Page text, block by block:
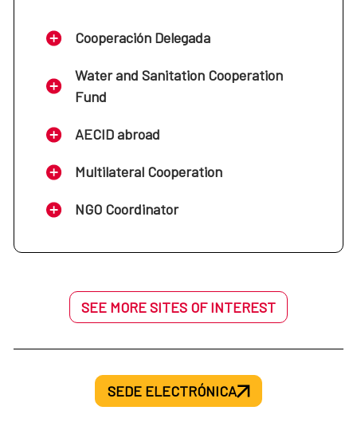
Cooperación Delegada
Water and Sanitation Cooperation
Fund
AECID abroad
Multilateral Cooperation
NGO Coordinator
SEE MORE SITES OF INTEREST
SEDE ELECTRÓNICA